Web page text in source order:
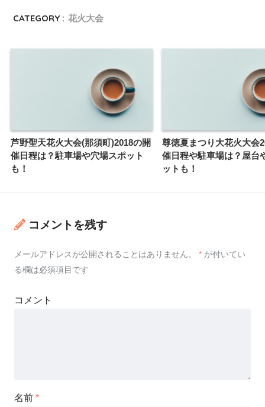
CATEGORY : 花火大会
芦野聖天花火大会(那須町)2018の開
催日程は？駐車場や穴場スポット
も！
尊徳夏まつり大花火大会
催日程や駐車場は？屋台
ットも！
コメントを残す
メールアドレスが公開されることはありません。 * が付いてい
る欄は必須項目です
コメント
名前 *